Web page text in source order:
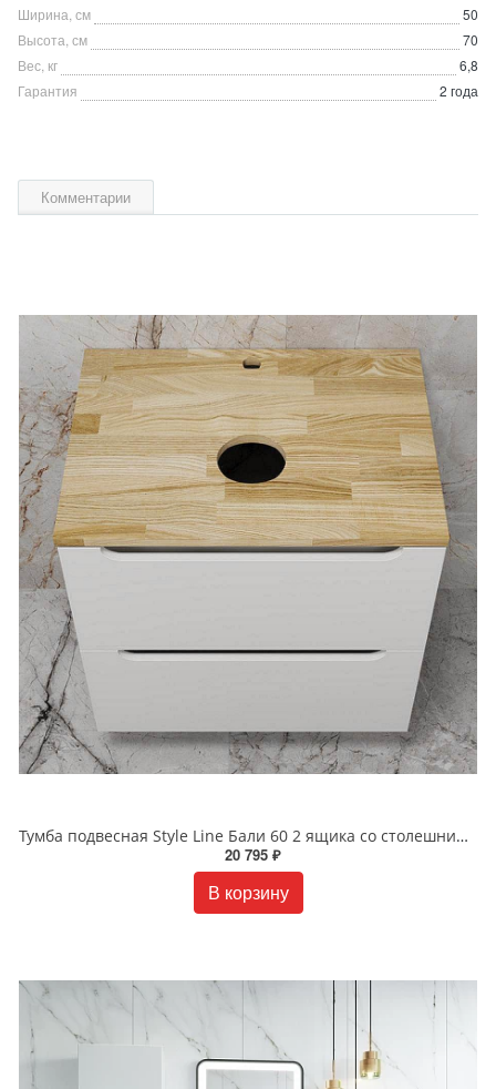
Ширина, см
50
Высота, см
70
Вес, кг
6,8
Гарантия
2 года
Комментарии
Тумба подвесная Style Line Бали 60 2 ящика со столешницей ЛС-00002337 БЕЛЫЙ СОФТ
20 795 ₽
В корзину